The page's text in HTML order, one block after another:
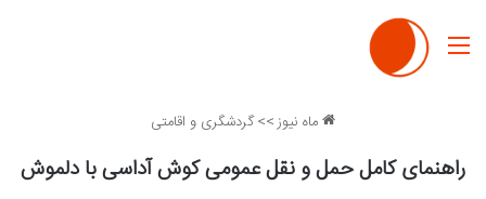
منو
ماه نیوز>>گردشگری و اقامتی
راهنمای کامل حمل و نقل عمومی کوش آداسی با دلموش